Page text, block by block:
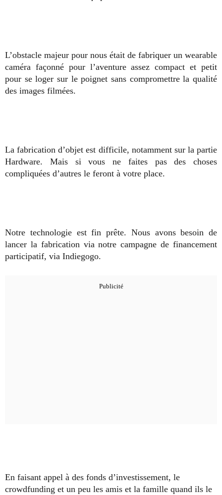
L’obstacle majeur pour nous était de fabriquer un wearable
caméra façonné pour l’aventure assez compact et petit
pour se loger sur le poignet sans compromettre la qualité
des images filmées.
La fabrication d’objet est difficile, notamment sur la partie
Hardware. Mais si vous ne faites pas des choses
compliquées d’autres le feront à votre place.
Notre technologie est fin prête. Nous avons besoin de
lancer la fabrication via notre campagne de financement
participatif, via Indiegogo.
En faisant appel à des fonds d’investissement, le
crowdfunding et un peu les amis et la famille quand ils le